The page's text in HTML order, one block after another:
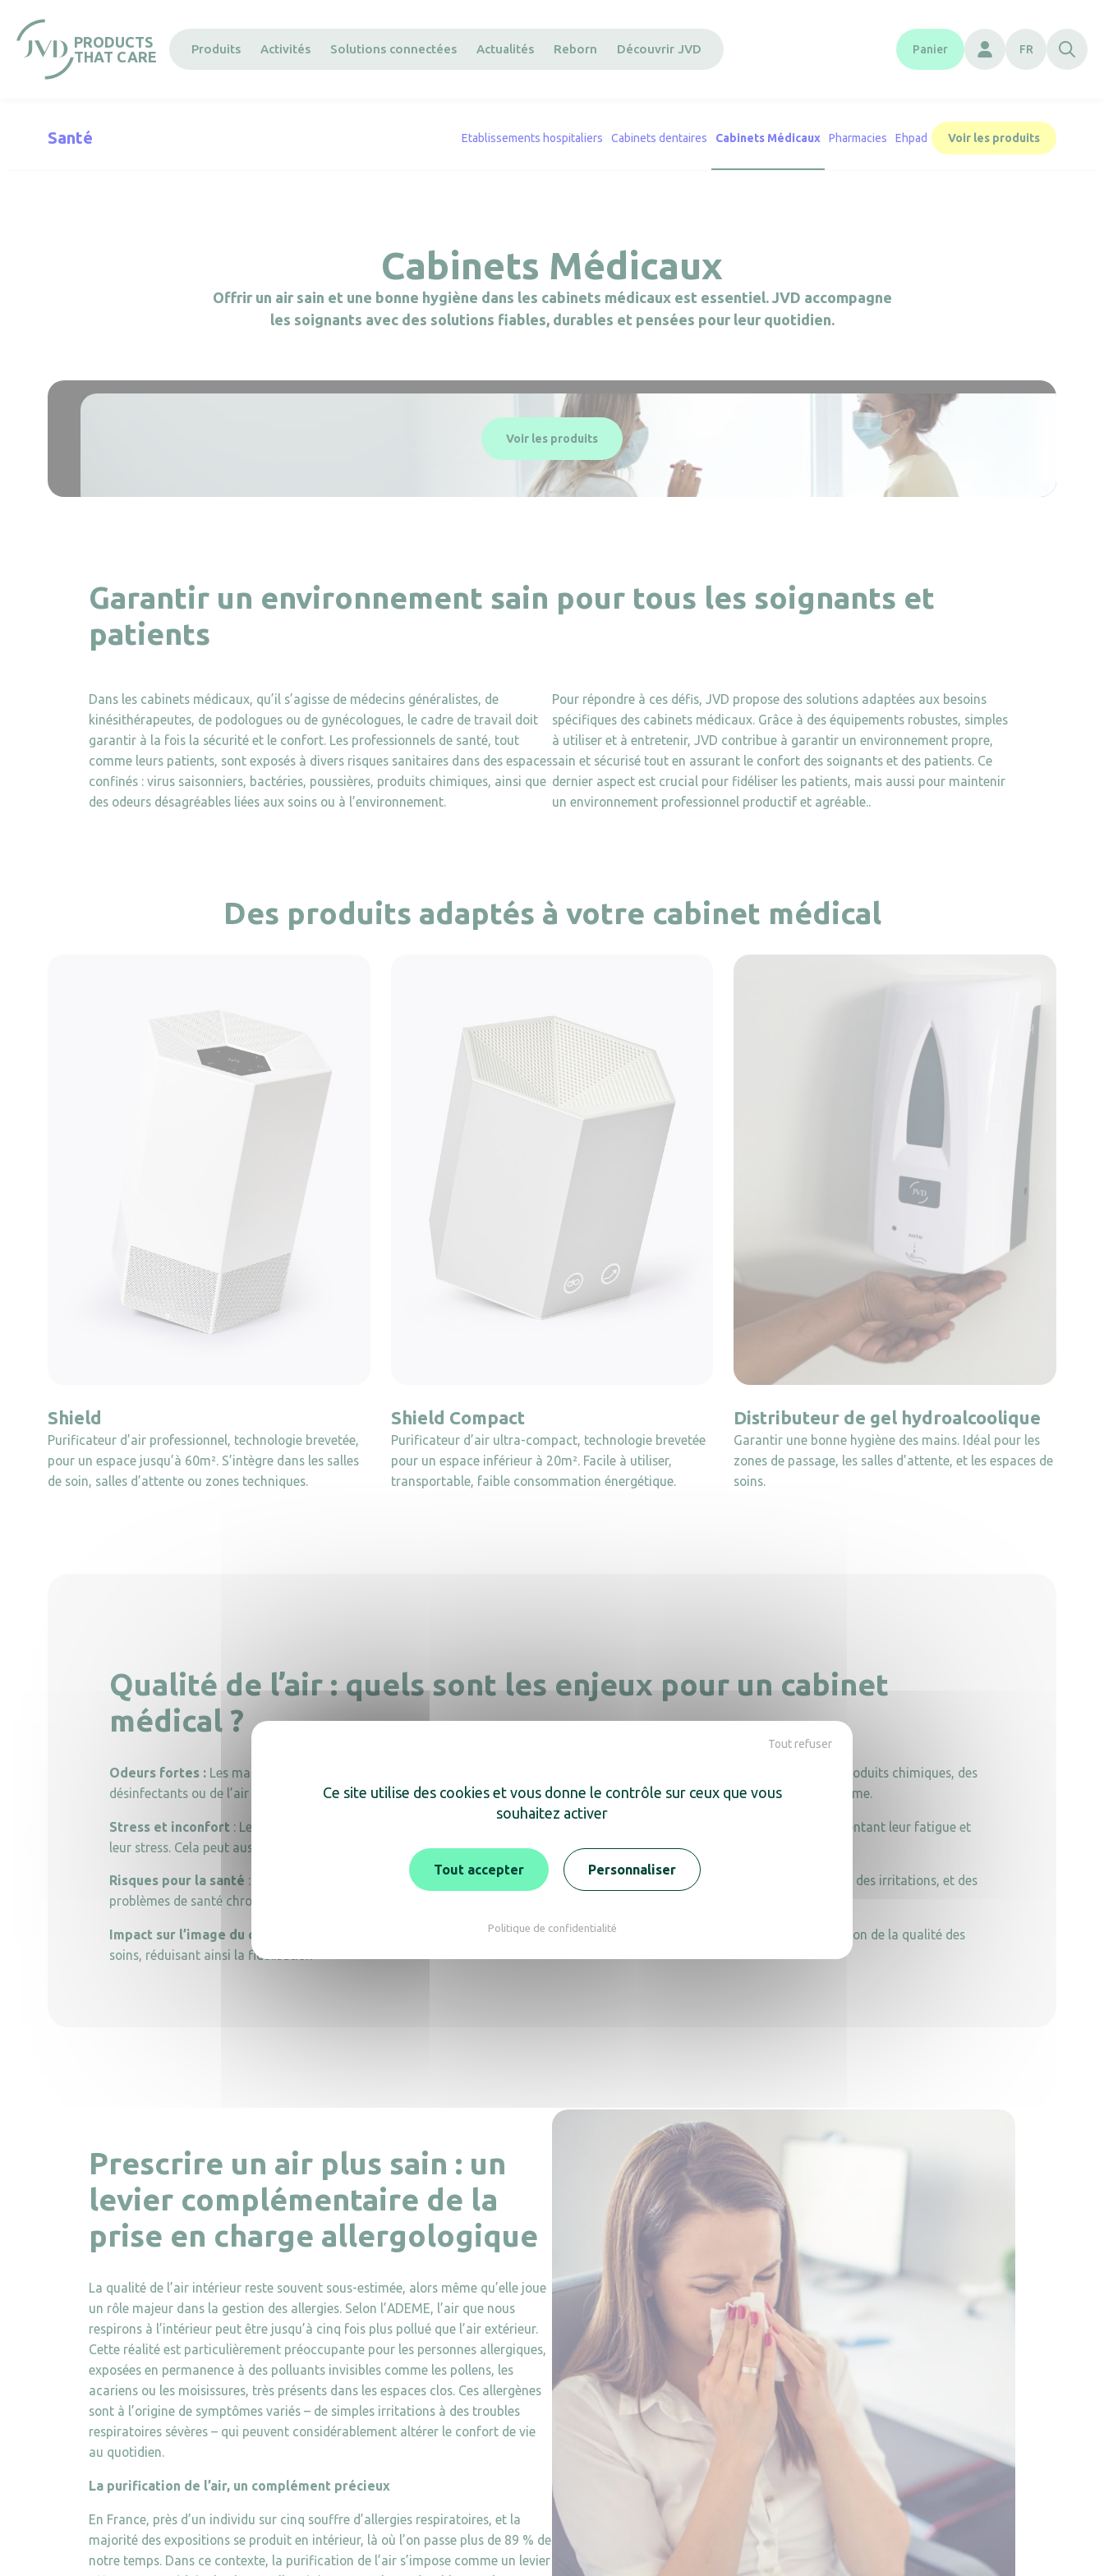
PRODUCTS
THAT CARE
Produits Activités Solutions connectées Actualités Reborn Découvrir JVD Panier FR
Santé Etablissements hospitaliers Cabinets dentaires Cabinets Médicaux Pharmacies Ehpad Voir les produits
Cabinets Médicaux
Offrir un air sain et une bonne hygiène dans les cabinets médicaux est essentiel. JVD accompagne
les soignants avec des solutions fiables, durables et pensées pour leur quotidien.
Voir les produits
Garantir un environnement sain pour tous les soignants et
patients
Dans les cabinets médicaux, qu’il s’agisse de médecins généralistes, de
kinésithérapeutes, de podologues ou de gynécologues, le cadre de travail doit
garantir à la fois la sécurité et le confort. Les professionnels de santé, tout
comme leurs patients, sont exposés à divers risques sanitaires dans des espaces
confinés : virus saisonniers, bactéries, poussières, produits chimiques, ainsi que
des odeurs désagréables liées aux soins ou à l’environnement.
Pour répondre à ces défis, JVD propose des solutions adaptées aux besoins
spécifiques des cabinets médicaux. Grâce à des équipements robustes, simples
à utiliser et à entretenir, JVD contribue à garantir un environnement propre,
sain et sécurisé tout en assurant le confort des soignants et des patients. Ce
dernier aspect est crucial pour fidéliser les patients, mais aussi pour maintenir
un environnement professionnel productif et agréable..
Des produits adaptés à votre cabinet médical
Shield
Purificateur d’air professionnel, technologie brevetée,
pour un espace jusqu’à 60m². S’intègre dans les salles
de soin, salles d’attente ou zones techniques.
Shield Compact
Purificateur d’air ultra-compact, technologie brevetée
pour un espace inférieur à 20m². Facile à utiliser,
transportable, faible consommation énergétique.
Distributeur de gel hydroalcoolique
Garantir une bonne hygiène des mains. Idéal pour les
zones de passage, les salles d’attente, et les espaces de
soins.
Qualité de l’air : quels sont les enjeux pour un cabinet
médical ?
Odeurs fortes : Les mauvaises odeurs dans les cabinets médicaux sont bien plus qu’une simple gêne, que ce soit à cause des produits chimiques, des
désinfectants ou de l’air vicié. Elles affectent le bien-être des professionnels de santé, leur concentration, et leur santé à long terme.
Stress et inconfort : Les soignants, exposés à des environnements malodorants, subissent une baisse de concentration, augmentant leur fatigue et
leur stress. Cela peut aussi nuire à leur motivation et à leur efficacité au travail.
Risques pour la santé : L’exposition répétée à des substances chimiques mal ventilées peut entraîner des troubles respiratoires, des irritations, et des
problèmes de santé chroniques, surtout pour ceux qui travaillent de manière prolongée dans un même espace.
Impact sur l’image du cabinet
: Un environnement malodorant dégrade l’expérience des patients et peut affecter leur perception de la qualité des
soins, réduisant ainsi la fidélisation
Prescrire un air plus sain : un
levier complémentaire de la
prise en charge allergologique
La qualité de l’air intérieur reste souvent sous-estimée, alors même qu’elle joue
un rôle majeur dans la gestion des allergies. Selon l’ADEME, l’air que nous
respirons à l’intérieur peut être jusqu’à cinq fois plus pollué que l’air extérieur.
Cette réalité est particulièrement préoccupante pour les personnes allergiques,
exposées en permanence à des polluants invisibles comme les pollens, les
acariens ou les moisissures, très présents dans les espaces clos. Ces allergènes
sont à l’origine de symptômes variés – de simples irritations à des troubles
respiratoires sévères – qui peuvent considérablement altérer le confort de vie
au quotidien.
La purification de l’air, un complément précieux
En France, près d’un individu sur cinq souffre d’allergies respiratoires, et la
majorité des expositions se produit en intérieur, là où l’on passe plus de 89 % de
notre temps. Dans ce contexte, la purification de l’air s’impose comme un levier
Ce site utilise des cookies et vous donne le contrôle sur ceux que vous
souhaitez activer
Tout accepter
Tout refuser
Personnaliser
Politique de confidentialité